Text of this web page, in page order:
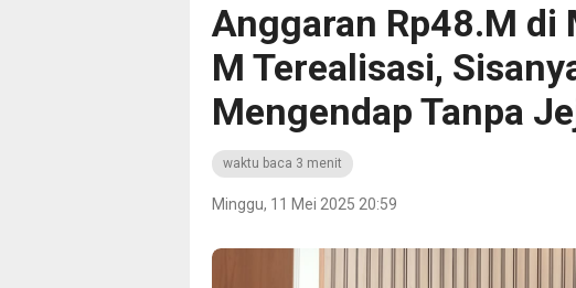
Anggaran Rp48.M di
M Terealisasi,
Mengendap Tanpa
waktu baca 3 menit
Minggu, 11 Mei 2025 20:59